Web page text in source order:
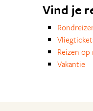
Vind je
Reizen op
Vakantie